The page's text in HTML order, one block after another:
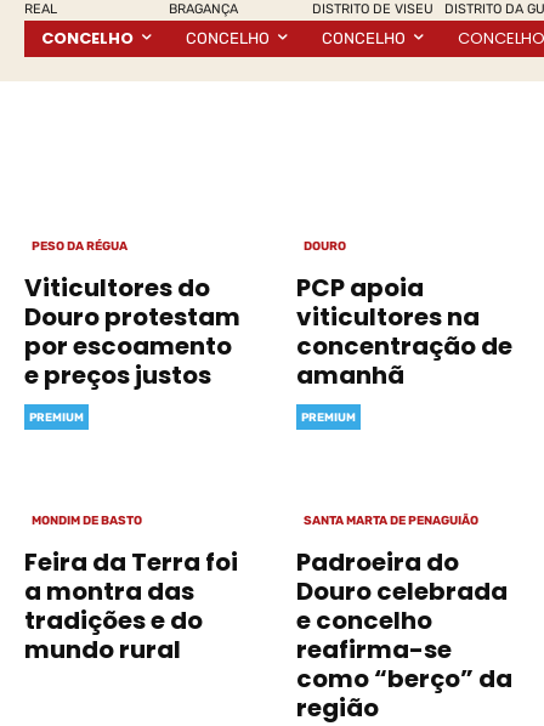
REAL
CONCELHO
BRAGANÇA
CONCELHO
DISTRITO DE VISEU
CONCELHO
DISTRITO DA
CONCELHO
PESO DA RÉGUA
Viticultores do
Douro protestam
por escoamento
e preços justos
DOURO
PCP apoia
viticultores na
concentração de
amanhã
MONDIM DE BASTO
PREMIUM
Feira da Terra foi
a montra das
tradições e do
mundo rural
SANTA MARTA DE PENAGUIÃO
PREMIUM
Padroeira do
Douro celebrada
e concelho
reafirma-se
como “berço” da
região